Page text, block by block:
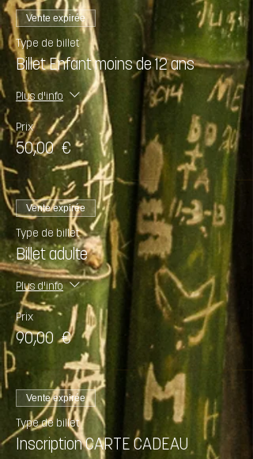
Vente expirée
Type de billet
Billet Enfant moins de 12 ans
Plus d'info
Prix
50,00 €
Vente expirée
Type de billet
Billet adulte
Plus d'info
Prix
90,00 €
Vente expirée
Type de billet
Inscription CARTE CADEAU